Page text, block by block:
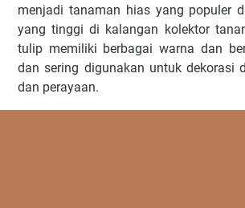
menjadi tanaman hias yang populer
yang tinggi di kalangan kolektor
tulip memiliki berbagai warna dan
dan sering digunakan untuk dekorasi
dan perayaan.